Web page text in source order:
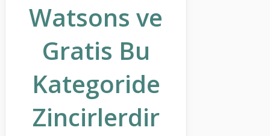
Watsons ve
Gratis Bu
Kategoride
Zincirlerdir